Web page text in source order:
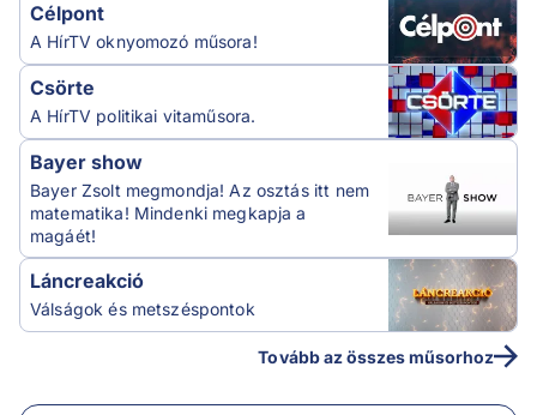
Célpont
A HírTV oknyomozó műsora!
Csörte
A HírTV politikai vitaműsora.
Bayer show
Bayer Zsolt megmondja! Az osztás itt nem
matematika! Mindenki megkapja a
magáét!
Láncreakció
Válságok és metszéspontok
Tovább az összes műsorhoz